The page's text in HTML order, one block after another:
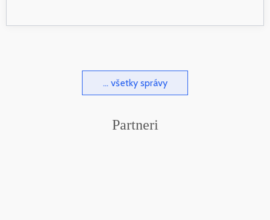
... všetky správy
Partneri